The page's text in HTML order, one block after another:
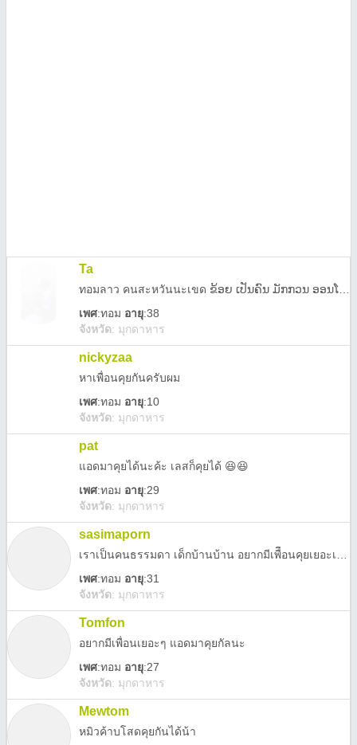
Ta
เพศ:ทอม อายุ:38
จังหวัด: มุกดาหาร
nickyzaa
หาเพื่อนคุยกันครับผม
เพศ:ทอม อายุ:10
จังหวัด: มุกดาหาร
pat
แอดมาคุยได้นะค้ะ เลสก็คุยได้ 😆😆
เพศ:ทอม อายุ:29
จังหวัด: มุกดาหาร
sasimaporn
เพศ:ทอม อายุ:31
จังหวัด: มุกดาหาร
Tomfon
อยากมีเพื่อนเยอะๆ แอดมาคุยกัลนะ
เพศ:ทอม อายุ:27
จังหวัด: มุกดาหาร
Mewtom
หมิวค้าบโสดคุยกันได้น้า